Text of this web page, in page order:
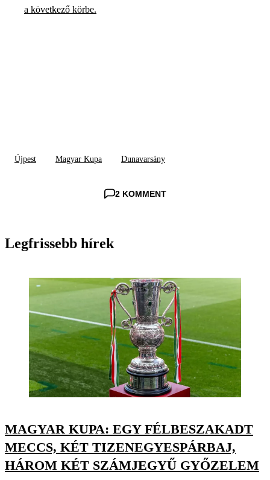
a következő körbe.
Újpest Magyar Kupa Dunavarsány
2 KOMMENT
Legfrissebb hírek
MAGYAR KUPA: EGY FÉLBESZAKADT
MECCS, KÉT TIZENEGYESPÁRBAJ,
HÁROM KÉT SZÁMJEGYŰ GYŐZELEM